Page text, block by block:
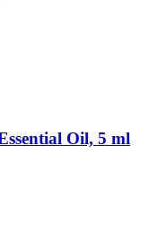
Oil, 5 ml